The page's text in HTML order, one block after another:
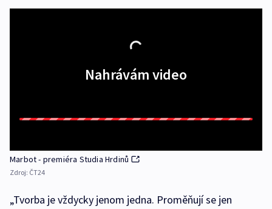
Nahrávám video
Marbot - premiéra Studia Hrdinů
Zdroj: ČT24
„Tvorba je vždycky jenom jedna. Proměňují se jen